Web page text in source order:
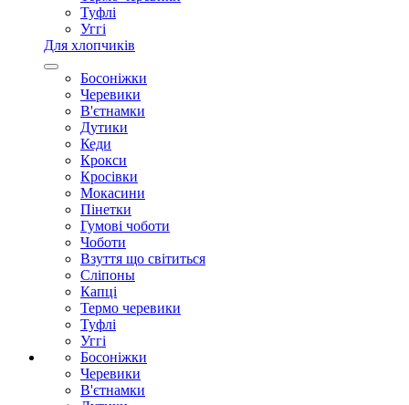
Туфлі
Уггі
Для хлопчиків
Босоніжки
Черевики
В'єтнамки
Дутики
Кеди
Крокси
Кросівки
Мокасини
Пінетки
Гумові чоботи
Чоботи
Взуття що світиться
Сліпоны
Капці
Термо черевики
Туфлі
Уггі
Босоніжки
Черевики
В'єтнамки